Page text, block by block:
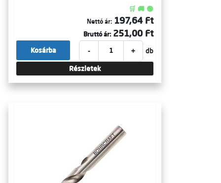
🛒 🚚 🟢
Nettó ár: 197,64 Ft
Bruttó ár: 251,00 Ft
- + db
Kosárba
Részletek